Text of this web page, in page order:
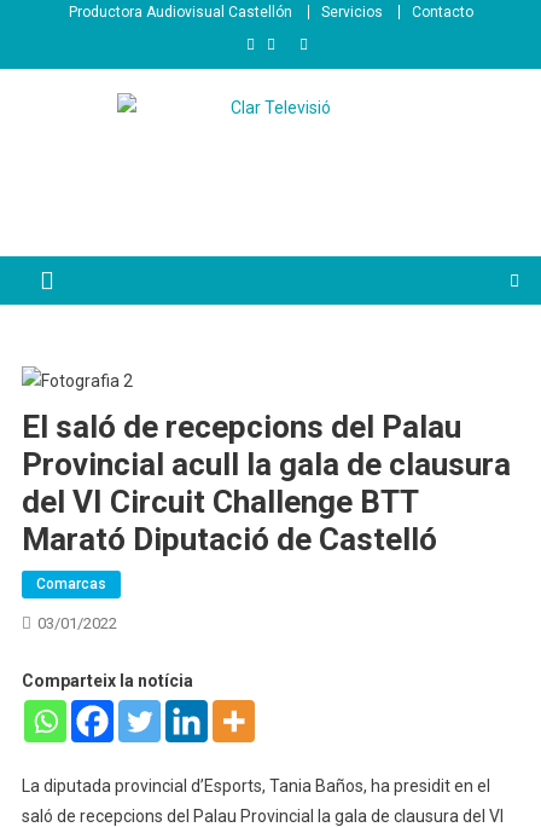
contenido
Productora Audiovisual Castellón Servicios Contacto
El saló de recepcions del Palau
Provincial acull la gala de clausura
del VI Circuit Challenge BTT
Marató Diputació de Castelló
Comarcas
03/01/2022
Comparteix la notícia
La diputada provincial d’Esports, Tania Baños, ha presidit en el
saló de recepcions del Palau Provincial la gala de clausura del VI